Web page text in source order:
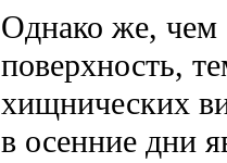
Однако же, чем
поверхность,
хищнических
в осенние дни